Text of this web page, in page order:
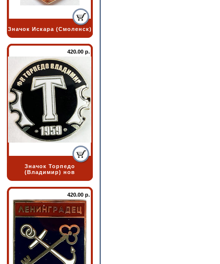
Значок Искара (Смоленск)
420.00 р.
Значок Торпедо
(Владимир) нов
420.00 р.